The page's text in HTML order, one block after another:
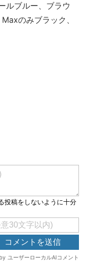
ルブルー、ブラウ
のみブラック、